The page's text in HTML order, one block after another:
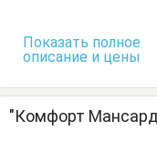
Показать полное
описание и цены
"Комфорт